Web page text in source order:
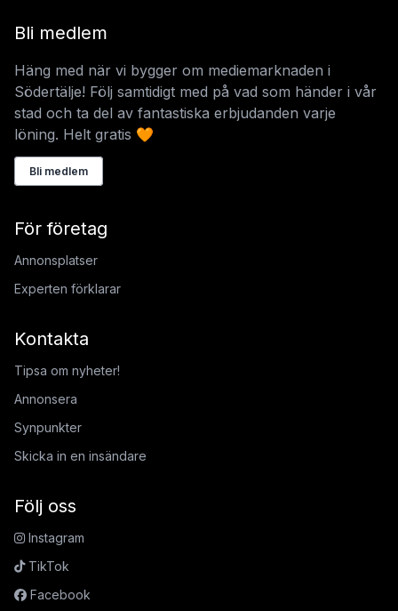
Bli medlem
Häng med när vi bygger om mediemarknaden i
Södertälje! Följ samtidigt med på vad som händer i vår
stad och ta del av fantastiska erbjudanden varje
löning. Helt gratis 🧡
Bli medlem
För företag
Annonsplatser
Experten förklarar
Kontakta
Tipsa om nyheter!
Annonsera
Synpunkter
Skicka in en insändare
Följ oss
Instagram
TikTok
Facebook